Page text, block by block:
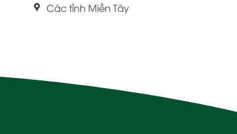
Các tỉnh Miền Tây